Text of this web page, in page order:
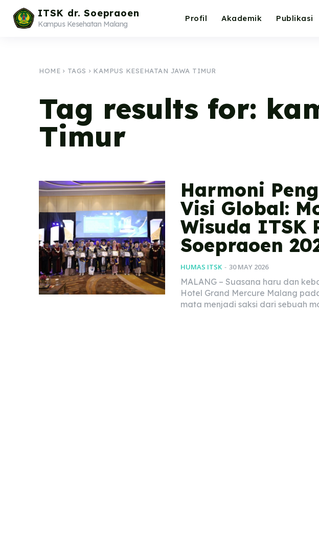
ITSK dr. Soepraoen
Kampus Kesehatan Malang
Profil Akademik Publikasi
HOME TAGS KAMPUS KESEHATAN JAWA TIMUR
Tag results for:
Timur
Harmoni
Visi Global:
Wisuda ITSK
Soepraoen
HUMAS ITSK - 30 MAY 2026
MALANG – Suasana haru dan
Hotel Grand Mercure Malang
mata menjadi saksi dari sebuah